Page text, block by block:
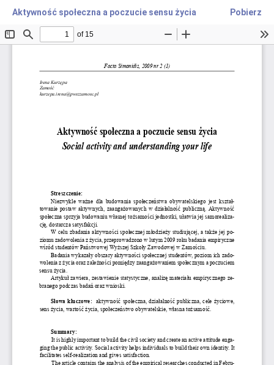
Aktywność społeczna a poczucie sensu życia Pobierz